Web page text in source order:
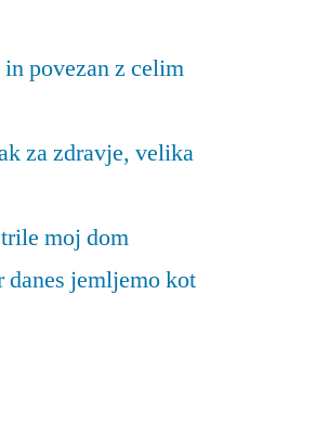
povezan z celim
za zdravje, velika
moj dom
danes jemljemo kot